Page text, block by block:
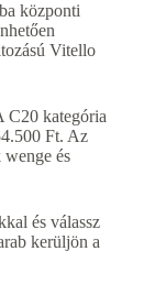
központi
Vitello
C20 kategória
Ft. Az
wenge és
és válassz
kerüljön a